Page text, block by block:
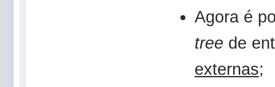
Agora é
tree de
externas;